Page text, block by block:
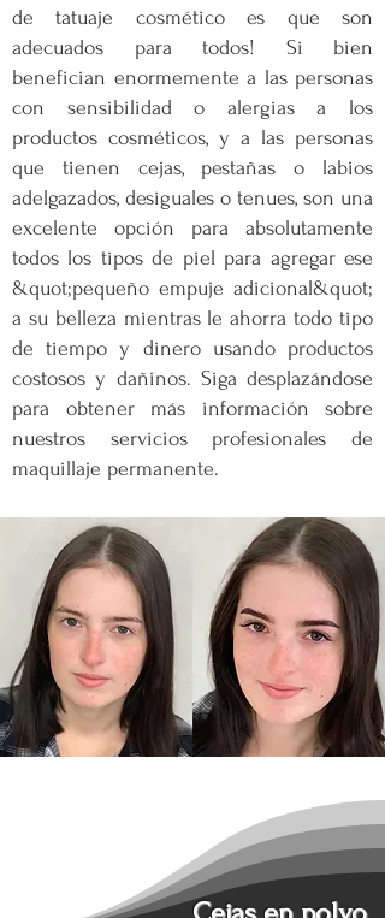
de tatuaje cosmético es que son
adecuados para todos! Si bien
benefician enormemente a las personas
con sensibilidad o alergias a los
productos cosméticos, y a las personas
que tienen cejas, pestañas o labios
adelgazados, desiguales o tenues, son una
excelente opción para absolutamente
todos los tipos de piel para agregar ese
&quot;pequeño empuje adicional&quot;
a su belleza mientras le ahorra todo tipo
de tiempo y dinero usando productos
costosos y dañinos. Siga desplazándose
para obtener más información sobre
nuestros servicios profesionales de
maquillaje permanente.